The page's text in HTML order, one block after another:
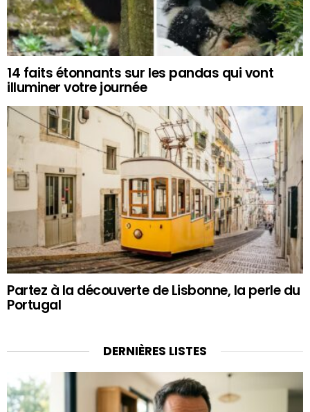
14 faits étonnants sur les pandas qui vont
illuminer votre journée
Partez à la découverte de Lisbonne, la perle du
Portugal
DERNIÈRES LISTES